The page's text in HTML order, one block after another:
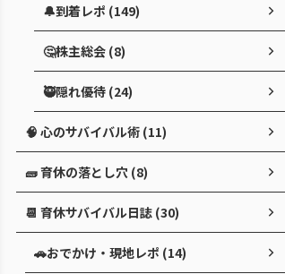
🔔到着レポ (149)
🤔株主総会 (8)
🥷隠れ優待 (24)
🧠 心のサバイバル術 (11)
🧱 育休の落とし穴 (8)
📆 育休サバイバル日誌 (30)
🚗おでかけ・現地レポ (14)